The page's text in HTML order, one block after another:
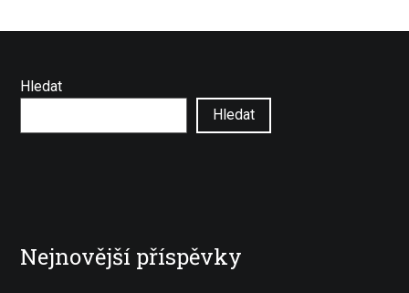
Hledat
Hledat
Nejnovější příspěvky